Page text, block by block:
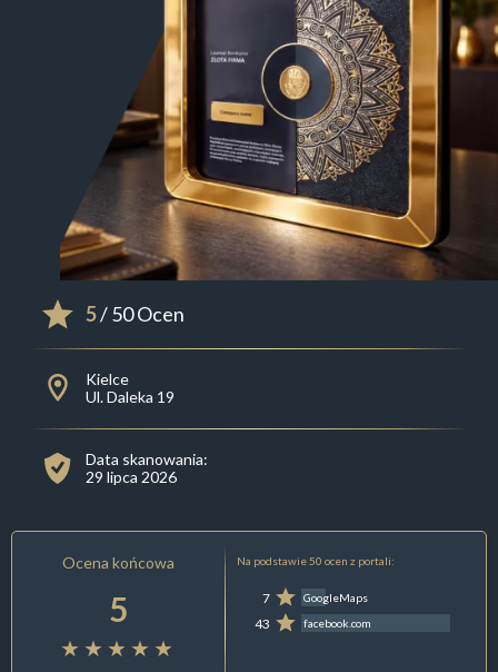
5/ 50 Ocen
Kielce
Ul. Daleka 19
Data skanowania:
29 lipca 2026
Ocena końcowa
5
Na podstawie 50 ocen z portali:
7 GoogleMaps
43 facebook.com